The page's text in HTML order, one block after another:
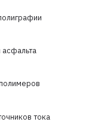
тока